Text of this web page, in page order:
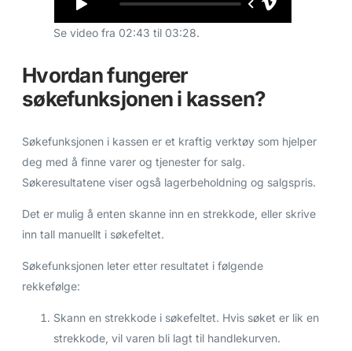
Se video fra 02:43 til 03:28.
Hvordan fungerer
søkefunksjonen i kassen?
Søkefunksjonen i kassen er et kraftig verktøy som hjelper
deg med å finne varer og tjenester for salg.
Søkeresultatene viser også lagerbeholdning og salgspris.
Det er mulig å enten skanne inn en strekkode, eller skrive
inn tall manuellt i søkefeltet.
Søkefunksjonen leter etter resultatet i følgende
rekkefølge:
Skann en strekkode i søkefeltet. Hvis søket er lik en
strekkode, vil varen bli lagt til handlekurven.